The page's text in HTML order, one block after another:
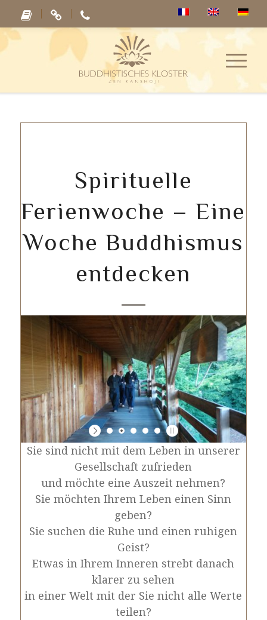
Spirituelle
Ferienwoche – Eine
Woche Buddhismus
entdecken
Sie sind nicht mit dem Leben in unserer
Gesellschaft zufrieden
und möchte eine Auszeit nehmen?
Sie möchten Ihrem Leben einen Sinn
geben?
Sie suchen die Ruhe und einen ruhigen
Geist?
Etwas in Ihrem Inneren strebt danach
klarer zu sehen
in einer Welt mit der Sie nicht alle Werte
teilen?